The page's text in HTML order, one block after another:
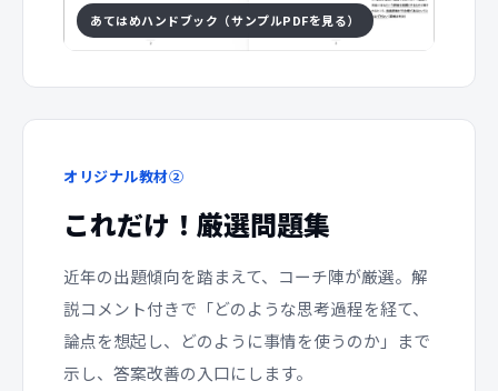
あてはめハンドブック（サンプルPDFを見る）
オリジナル教材②
これだけ！厳選問題集
近年の出題傾向を踏まえて、コーチ陣が厳選。解
説コメント付きで「どのような思考過程を経て、
論点を想起し、どのように事情を使うのか」まで
示し、答案改善の入口にします。